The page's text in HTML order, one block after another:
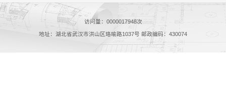
访问量： 0000017948次
地址：湖北省武汉市洪山区珞喻路1037号 邮政编码：430074